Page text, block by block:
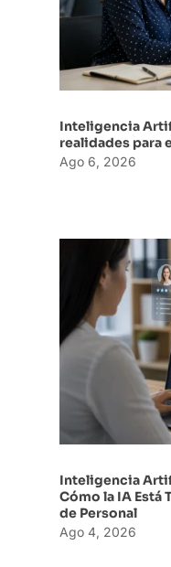
Inteligencia
realidades para
Ago 6, 2026
Inteligencia
Cómo la IA Está
de Personal
Ago 4, 2026